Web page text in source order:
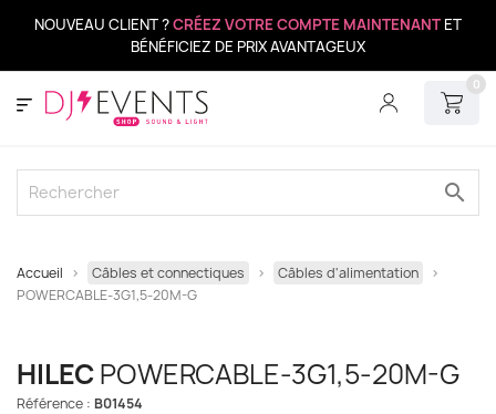
NOUVEAU CLIENT ?CRÉEZ VOTRE COMPTE MAINTENANT ET
BÉNÉFICIEZ DE PRIX AVANTAGEUX
0
search
Accueil Câbles et connectiques
Câbles d'alimentation
POWERCABLE-3G1,5-20M-G
HILECPOWERCABLE-3G1,5-20M-G
Référence : B01454